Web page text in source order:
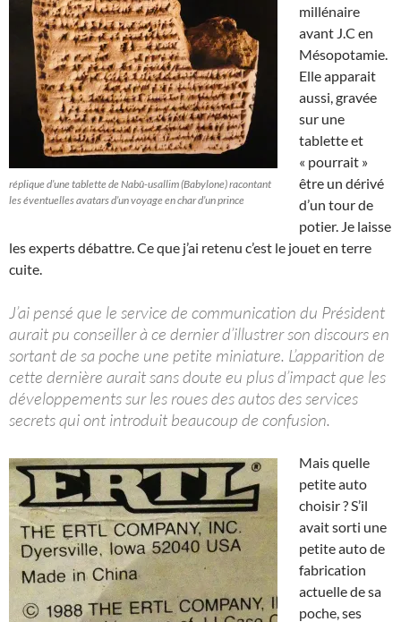
réplique d’une tablette de Nabû-usallim (Babylone) racontant
les éventuelles avatars d’un voyage en char d’un prince
millénaire
avant J.C en
Mésopotamie.
Elle apparait
aussi, gravée
sur une
tablette et
« pourrait »
être un dérivé
d’un tour de
potier. Je laisse
les experts débattre. Ce que j’ai retenu c’est le jouet en terre
cuite.
J’ai pensé que le service de communication du Président
aurait pu conseiller à ce dernier d’illustrer son discours en
sortant de sa poche une petite miniature. L’apparition de
cette dernière aurait sans doute eu plus d’impact que les
développements sur les roues des autos des services
secrets qui ont introduit beaucoup de confusion.
Mais quelle
petite auto
choisir ? S’il
avait sorti une
petite auto de
fabrication
actuelle de sa
poche, ses